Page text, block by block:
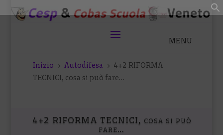
Inizio 5 Autodifesa 5 4+2 RIFORMA
TECNICI, cosa si può fare…
4+2 RIFORMA TECNICI, cosa si può
fare…